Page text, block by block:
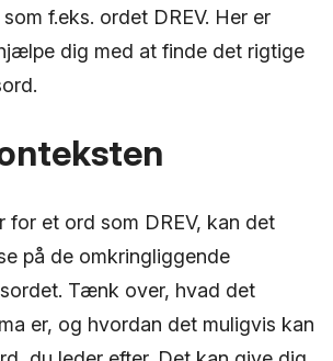
f.eks. ordet DREV. Her er
dig med at finde det rigtige
for et ord som DREV, kan det
på de omkringliggende
Tænk over, hvad det
er, og hvordan det muligvis kan